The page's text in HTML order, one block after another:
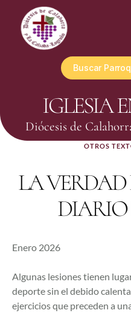
Buscar
IGLESIA
Diócesis de
OTROS
LA
DIARIO
Enero 2026
Algunas lesiones tienen
deporte sin el debido
ejercicios que preceden a